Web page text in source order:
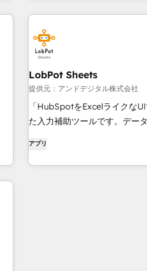
LobPot Sheets
提供元：アンドデジタル株式会社
「HubSpotをExcelライクな
た入力補助ツールです。デー
アプリ